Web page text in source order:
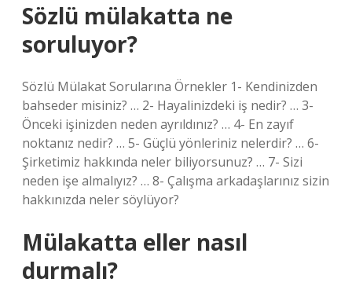
Sözlü mülakatta ne
soruluyor?
Sözlü Mülakat Sorularına Örnekler 1- Kendinizden
bahseder misiniz? … 2- Hayalinizdeki iş nedir? … 3-
Önceki işinizden neden ayrıldınız? … 4- En zayıf
noktanız nedir? … 5- Güçlü yönleriniz nelerdir? … 6-
Şirketimiz hakkında neler biliyorsunuz? … 7- Sizi
neden işe almalıyız? … 8- Çalışma arkadaşlarınız sizin
hakkınızda neler söylüyor?
Mülakatta eller nasıl
durmalı?